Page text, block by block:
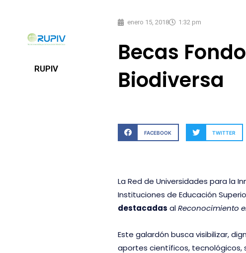
RUPIV
enero 15, 2018 1:32 pm
Becas
Biodiversa
FACEBOOK TWITTER
La Red de Universidades para la
Instituciones de Educación
destacadas alReconocimiento
Este galardón busca visibilizar,
aportes científicos, tecnológicos,